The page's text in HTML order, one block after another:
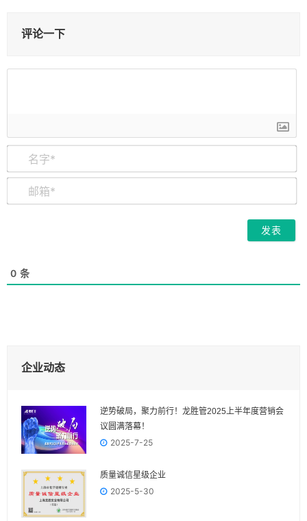
评论一下
*
0 条
企业动态
逆势破局，聚力前行！龙胜管2025上半年度营销会
议圆满落幕！
2025-7-25
质量诚信星级企业
2025-5-30